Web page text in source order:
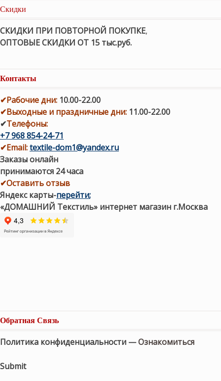
Скидки
СКИДКИ ПРИ ПОВТОРНОЙ ПОКУПКЕ,
ОПТОВЫЕ СКИДКИ ОТ 15 тыс.руб.
Контакты
✔Рабочие дни: 10.00-22.00
✔Выходные и праздничные дни: 11.00-22.00
✔Телефоны:
+7 968 854-24-71
✔Email:textile-dom1@yandex.ru
Заказы онлайн
принимаются 24 часа
✔Оставить отзыв
Яндекс карты-перейти;
«ДОМАШНИЙ Текстиль» интернет магазин г.Москва
Обратная Связь
Политика конфиденциальности —Ознакомиться
Submit